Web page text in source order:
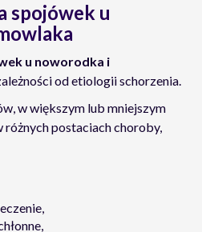
spojówek u
u noworodka i
od etiologii schorzenia.
w większym lub mniejszym
różnych postaciach choroby,